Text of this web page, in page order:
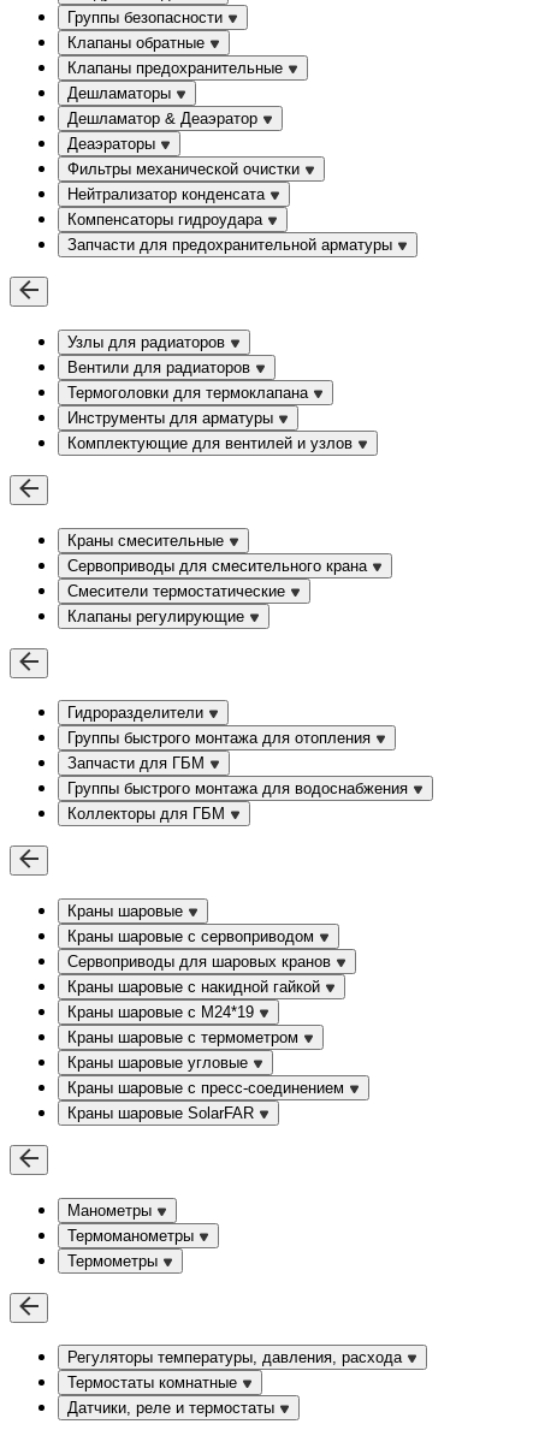
Группы безопасности
Клапаны обратные
Клапаны предохранительные
Дешламаторы
Дешламатор & Деаэратор
Деаэраторы
Фильтры механической очистки
Нейтрализатор конденсата
Компенсаторы гидроудара
Запчасти для предохранительной арматуры
Узлы для радиаторов
Вентили для радиаторов
Термоголовки для термоклапана
Инструменты для арматуры
Комплектующие для вентилей и узлов
Краны смесительные
Сервоприводы для смесительного крана
Смесители термостатические
Клапаны регулирующие
Гидроразделители
Группы быстрого монтажа для отопления
Запчасти для ГБМ
Группы быстрого монтажа для водоснабжения
Коллекторы для ГБМ
Краны шаровые
Краны шаровые с сервоприводом
Сервоприводы для шаровых кранов
Краны шаровые с накидной гайкой
Краны шаровые с М24*19
Краны шаровые с термометром
Краны шаровые угловые
Краны шаровые c пресс-соединением
Краны шаровые SolarFAR
Манометры
Термоманометры
Термометры
Регуляторы температуры, давления, расхода
Термостаты комнатные
Датчики, реле и термостаты